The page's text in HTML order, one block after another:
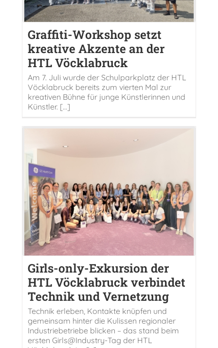
Graffiti-Workshop setzt
kreative Akzente an der
HTL Vöcklabruck
Am 7. Juli wurde der Schulparkplatz der HTL
Vöcklabruck bereits zum vierten Mal zur
kreativen Bühne für junge Künstlerinnen und
Künstler. [...]
Girls-only-Exkursion der
HTL Vöcklabruck verbindet
Technik und Vernetzung
Technik erleben, Kontakte knüpfen und
gemeinsam hinter die Kulissen regionaler
Industriebetriebe blicken – das stand beim
ersten Girls@Industry-Tag der HTL